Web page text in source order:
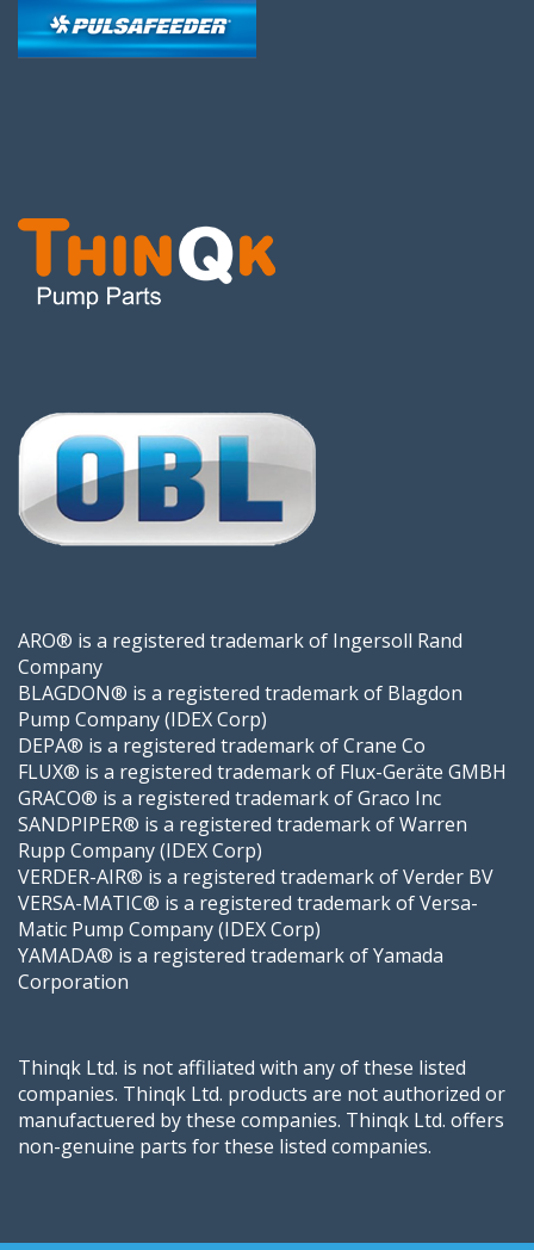
ARO® is a registered trademark of Ingersoll Rand
Company
BLAGDON® is a registered trademark of Blagdon
Pump Company (IDEX Corp)
DEPA® is a registered trademark of Crane Co
FLUX® is a registered trademark of Flux-Geräte GMBH
GRACO® is a registered trademark of Graco Inc
SANDPIPER® is a registered trademark of Warren
Rupp Company (IDEX Corp)
VERDER-AIR® is a registered trademark of Verder BV
VERSA-MATIC® is a registered trademark of Versa-
Matic Pump Company (IDEX Corp)
YAMADA® is a registered trademark of Yamada
Corporation
Thinqk Ltd. is not affiliated with any of these listed
companies. Thinqk Ltd. products are not authorized or
manufactuered by these companies. Thinqk Ltd. offers
non-genuine parts for these listed companies.